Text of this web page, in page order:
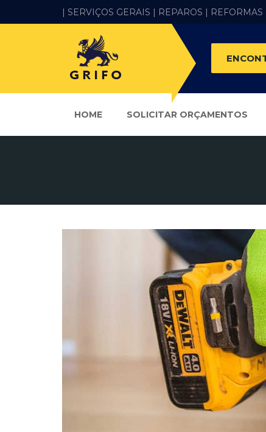
| SERVIÇOS GERAIS | REPAROS | REFORMAS
HOME SOLICITAR ORÇAMENTOS